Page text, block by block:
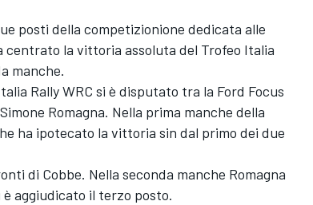
posti della competizionione dedicata alle
centrato la vittoria assoluta del Trofeo Italia
manche.
Rally WRC si è disputato tra la Ford Focus
Romagna. Nella prima manche della
ha ipotecato la vittoria sin dal primo dei due
di Cobbe. Nella seconda manche Romagna
aggiudicato il terzo posto.